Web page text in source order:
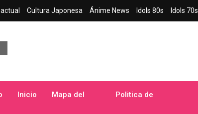
Cultura Japonesa Ánime News Idols 80s Idols 70s
Inicio Mapa del Politica de